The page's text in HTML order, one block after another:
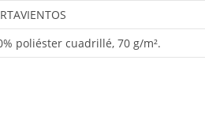
poliéster cuadrillé, 70 g/m².